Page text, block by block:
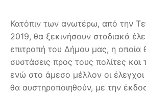
Κατόπιν των ανωτέρω, από την
2019, θα ξεκινήσουν σταδιακά
επιτροπή του Δήμου μας, η οποία
συστάσεις προς τους πολίτες και
ενώ στο άμεσο μέλλον οι
θα αυστηροποιηθούν, με την